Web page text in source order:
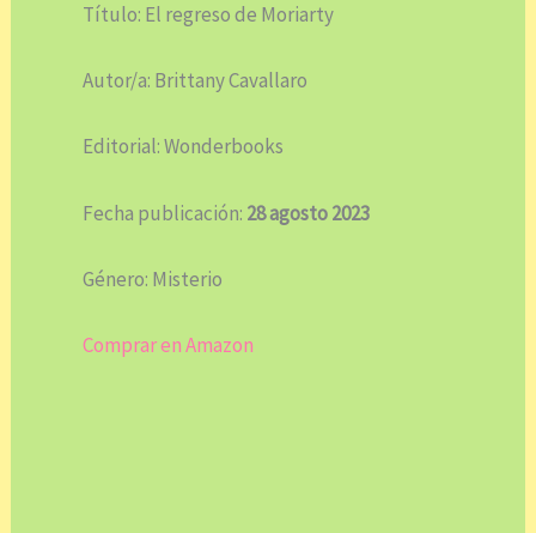
Título: El regreso de Moriarty
Autor/a: Brittany Cavallaro
Editorial: Wonderbooks
Fecha publicación: 28 agosto 2023
Género: Misterio
Comprar en Amazon